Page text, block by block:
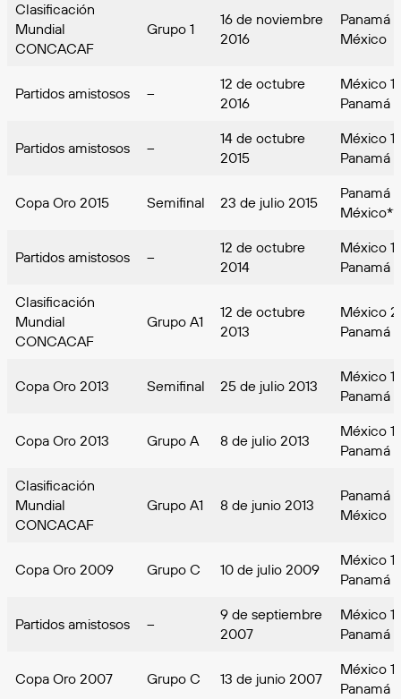
Clasificación
Mundial
CONCACAF
Grupo 1
16 de noviembre
2016
Panamá
México
Partidos amistosos –
12 de octubre
2016
México
Panamá
Partidos amistosos –
14 de octubre
2015
México
Panamá
Copa Oro 2015 Semifinal 23 de julio 2015
Panamá
México**
Partidos amistosos –
12 de octubre
2014
México
Panamá
Clasificación
Mundial
CONCACAF
Grupo A1
12 de octubre
2013
México
Panamá
Copa Oro 2013 Semifinal 25 de julio 2013
México
Panamá
Copa Oro 2013 Grupo A 8 de julio 2013
México
Panamá
Clasificación
Mundial
CONCACAF
Grupo A1 8 de junio 2013
Panamá
México
Copa Oro 2009 Grupo C 10 de julio 2009
México 1-
Panamá
Partidos amistosos –
9 de septiembre
2007
México
Panamá
Copa Oro 2007 Grupo C 13 de junio 2007
México
Panamá